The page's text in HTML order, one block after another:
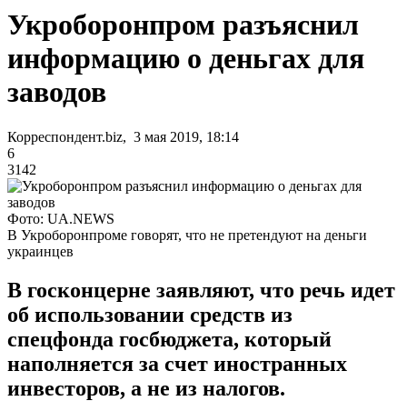
Укроборонпром разъяснил
информацию о деньгах для
заводов
Корреспондент.biz, 3 мая 2019, 18:14
6
3142
Фото: UA.NEWS
В Укроборонпроме говорят, что не претендуют на деньги
украинцев
В госконцерне заявляют, что речь идет
об использовании средств из
спецфонда госбюджета, который
наполняется за счет иностранных
инвесторов, а не из налогов.